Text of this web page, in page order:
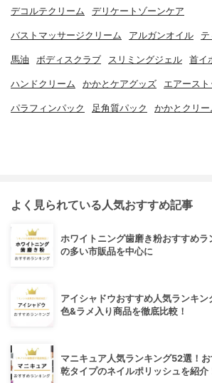
デコルテクリーム デリケートゾーンケア
バストマッサージクリーム アルガンオイル
馬油 ボディスクラブ スリミングジェル 首イ
ハンドクリーム かかとケアグッズ エアース
パラフィンパック 足角質パック かかとクリー
よく見られている人気おすすめ記事
ホワイトニング歯磨き粉おすすめラ
の多い市販品を中心に
アイシャドウおすすめ人気ランキ
色&ラメ入り商品を徹底比較！
マニキュア人気ランキング52選！
乾タイプのネイルポリッシュを紹介